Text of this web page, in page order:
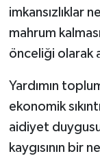
imkansızlıklar
mahrum
önceliği olarak
Yardımın
ekonomik
aidiyet
kaygısının bir